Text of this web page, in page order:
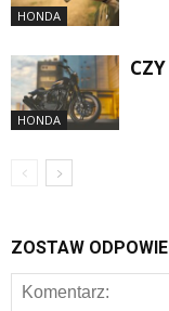
HONDA
HONDA
ZOSTAW